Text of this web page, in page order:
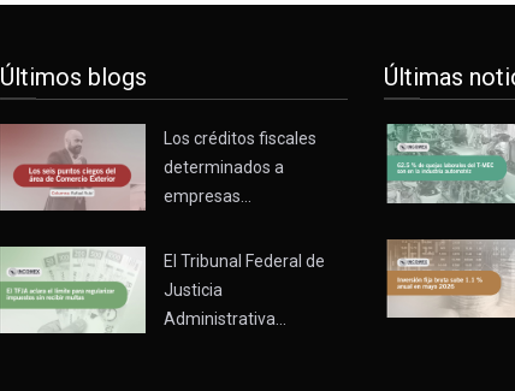
Últimos blogs
Los créditos fiscales
determinados a
empresas…
El Tribunal Federal de
Justicia
Administrativa…
Últimas